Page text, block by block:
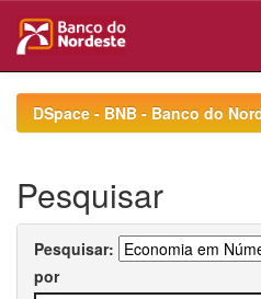
navigationDSpace - BNB - Banco do
Pesquisar
Pesquisar:
por